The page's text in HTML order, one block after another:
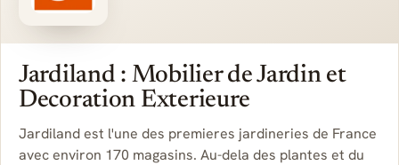
Jardiland : Mobilier de Jardin et
Decoration Exterieure
Jardiland est l'une des premieres jardineries de France
avec environ 170 magasins. Au-dela des plantes et du